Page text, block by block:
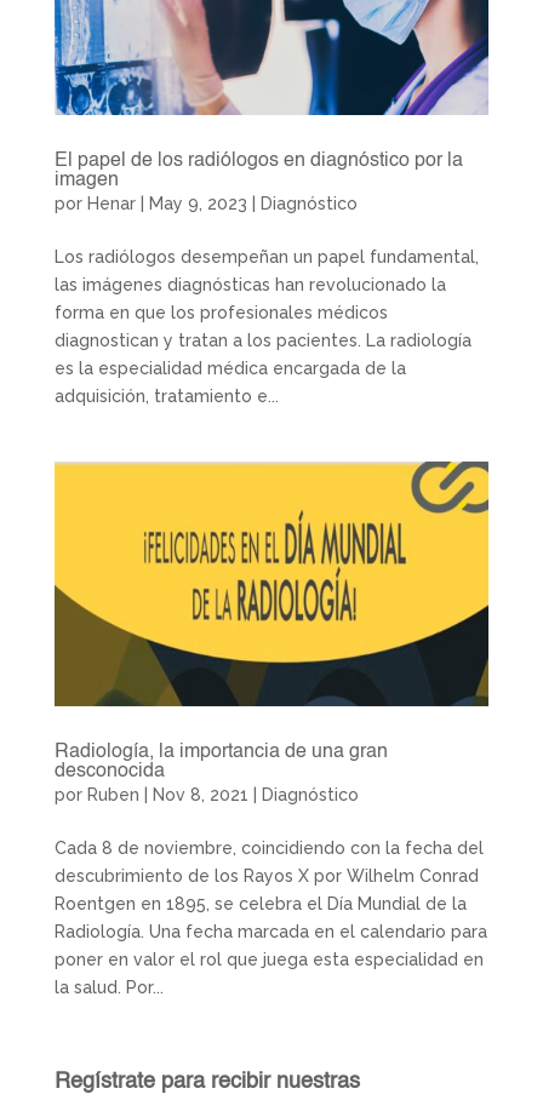
El papel de los radiólogos en diagnóstico por la
imagen
por Henar| May 9, 2023 Diagnóstico
Los radiólogos desempeñan un papel fundamental,
las imágenes diagnósticas han revolucionado la
forma en que los profesionales médicos
diagnostican y tratan a los pacientes. La radiología
es la especialidad médica encargada de la
adquisición, tratamiento e...
Radiología, la importancia de una gran
desconocida
por Ruben Nov 8, 2021 Diagnóstico
Cada 8 de noviembre, coincidiendo con la fecha del
descubrimiento de los Rayos X por Wilhelm Conrad
Roentgen en 1895, se celebra el Día Mundial de la
Radiología. Una fecha marcada en el calendario para
poner en valor el rol que juega esta especialidad en
la salud. Por...
Regístrate para recibir nuestras